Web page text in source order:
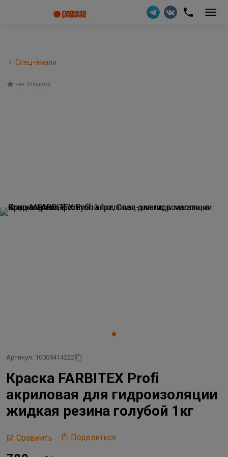
Спец-эмали
нет отзывов
Артикул: 10009414222
Краска FARBITEX Profi
акриловая для гидроизоляции
жидкая резина голубой 1кг
Сравнить Поделиться